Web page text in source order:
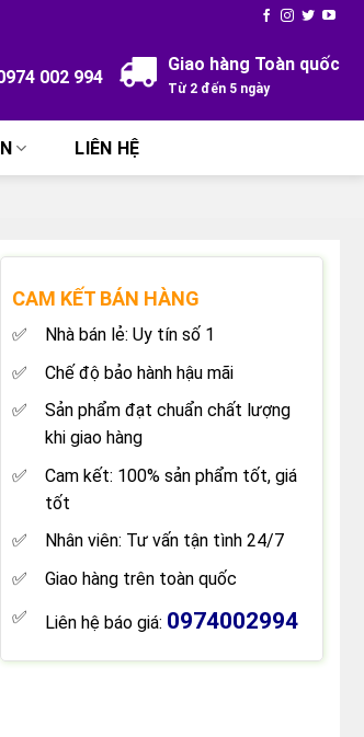
002 994
Giao hàng Toàn quốc
Từ 2 đến 5 ngày
LIÊN HỆ
CAM KẾT BÁN HÀNG
Nhà bán lẻ: Uy tín số 1
Chế độ bảo hành hậu mãi
Sản phẩm đạt chuẩn chất lượng
khi giao hàng
Cam kết: 100% sản phẩm tốt, giá
tốt
Nhân viên: Tư vấn tận tình 24/7
Giao hàng trên toàn quốc
Liên hệ báo giá: 0974002994